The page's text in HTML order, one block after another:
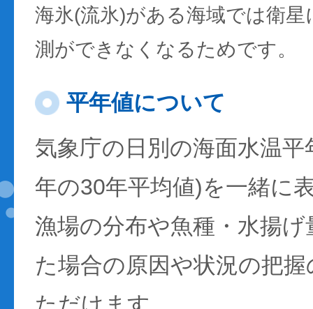
海氷(流氷)がある海域では衛
測ができなくなるためです。
平年値について
気象庁の日別の海面水温
年の30年平均値)を一緒に
漁場の分布や魚種・水揚
た場合の原因や状況の把